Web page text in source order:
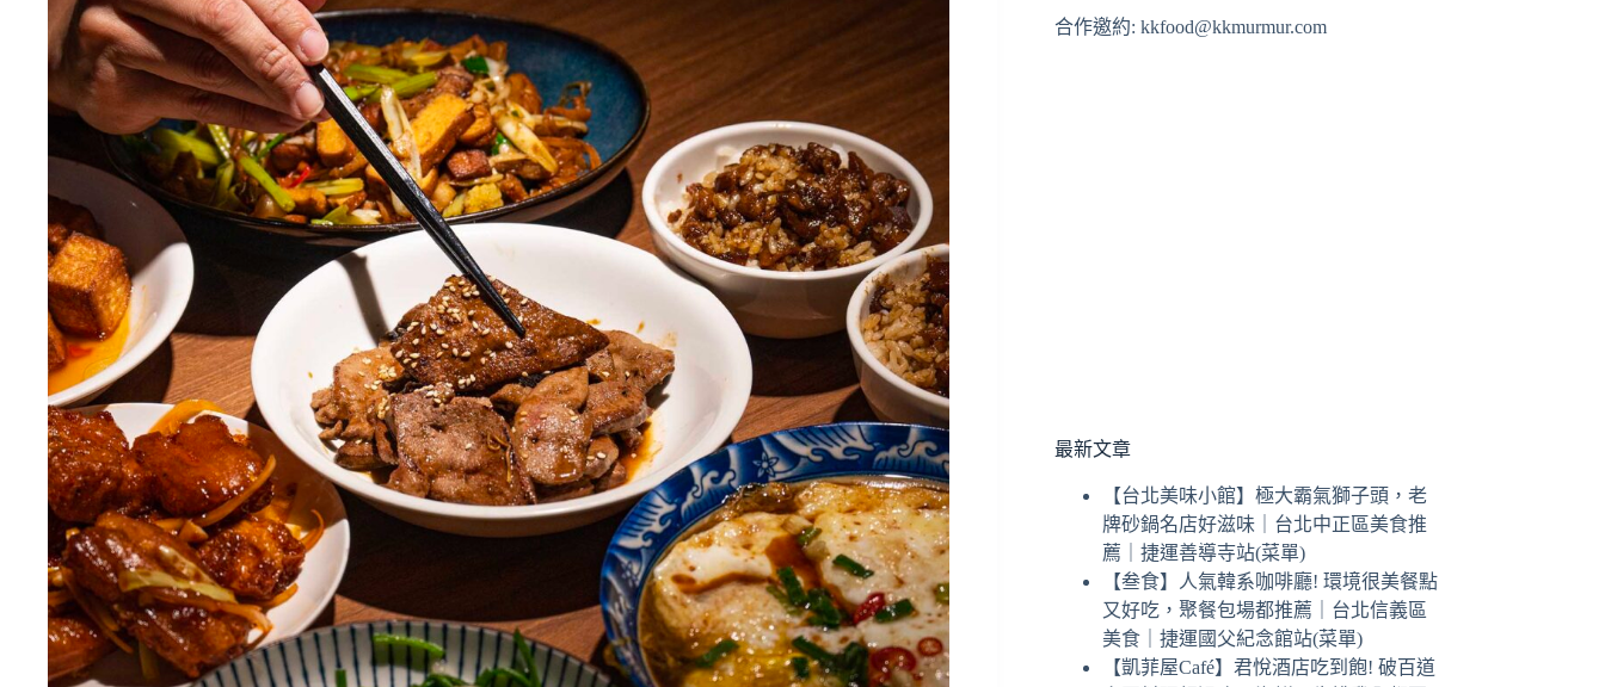
合作邀約: kkfood@kkmurmur.com
最新文章
【台北美味小館】極大霸氣獅子頭，老
牌砂鍋名店好滋味｜台北中正區美食推
薦｜捷運善導寺站(菜單)
【叁食】人氣韓系咖啡廳! 環境很美餐點
又好吃，聚餐包場都推薦｜台北信義區
美食｜捷運國父紀念館站(菜單)
【凱菲屋Café】君悅酒店吃到飽! 破百道